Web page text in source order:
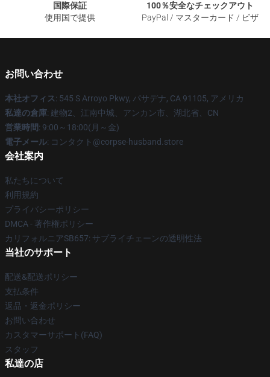
国際保証
使用国で提供
100％安全なチェックアウト
PayPal / マスターカード / ビザ
お問い合わせ
本社オフィス: 545 S Arroyo Pkwy, パサデナ, CA 91105, アメリカ
私達の倉庫: 建物2、江南中城、アンカン市、湖北省、CN
営業時間: 9:00～18:00(月～金)
電子メール: コンタクト@corpse-husband.store
会社案内
私たちについて
利用規約
プライバシーポリシー
DMCA - 著作権ポリシー
カリフォルニアSB657: サプライチェーンの透明性法
当社のサポート
配送&配送ポリシー
支払条件
返品・返金ポリシー
お問い合わせ
カスタマーサポート(FAQ)
スタッフ
私達の店